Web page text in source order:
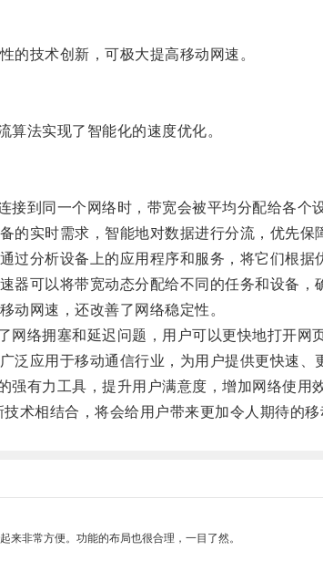
技术创新，可极大提高移动网速。
法实现了智能化的速度优化。
到同一个网络时，带宽会被平均分配给各个设
实时需求，智能地对数据进行分流，优先保
分析设备上的应用程序和服务，将它们根据
可以将带宽动态分配给不同的任务和设备，
网速，还改善了网络稳定性。
络拥塞和延迟问题，用户可以更快地打开网
应用于移动通信行业，为用户提供更快速、
有力工具，提升用户满意度，增加网络使用效
相结合，将会给用户带来更加令人期待的移
来非常方便。功能的布局也很合理，一目了然。